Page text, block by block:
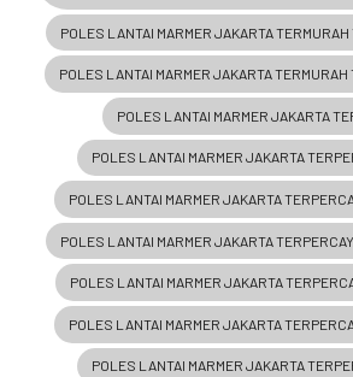
POLES LANTAI MARMER JAKARTA TERMURAH
POLES LANTAI MARMER JAKARTA TERMURAH
POLES LANTAI MARMER JAKARTA
POLES LANTAI MARMER JAKARTA
POLES LANTAI MARMER JAKARTA
POLES LANTAI MARMER JAKARTA
POLES LANTAI MARMER JAKARTA
POLES LANTAI MARMER JAKARTA
POLES LANTAI MARMER JAKARTA